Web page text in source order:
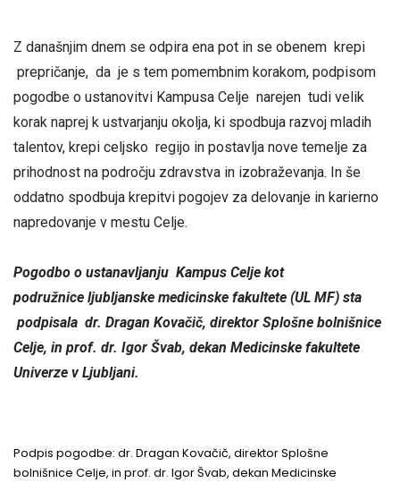
Z današnjim dnem se odpira ena pot in se obenem krepi
prepričanje, da je s tem pomembnim korakom, podpisom
pogodbe o ustanovitvi Kampusa Celje narejen tudi velik
korak naprej k ustvarjanju okolja, ki spodbuja razvoj mladih
talentov, krepi celjsko regijo in postavlja nove temelje za
prihodnost na področju zdravstva in izobraževanja. In še
oddatno spodbuja krepitvi pogojev za delovanje in karierno
napredovanje v mestu Celje.
Pogodbo o ustanavljanju Kampus Celje kot
podružnice ljubljanske medicinske fakultete (UL MF) sta
podpisala dr. Dragan Kovačič, direktor Splošne bolnišnice
Celje, in prof. dr. Igor Švab, dekan Medicinske fakultete
Univerze v Ljubljani.
Podpis pogodbe: dr. Dragan Kovačič, direktor Splošne
bolnišnice Celje, in prof. dr. Igor Švab, dekan Medicinske